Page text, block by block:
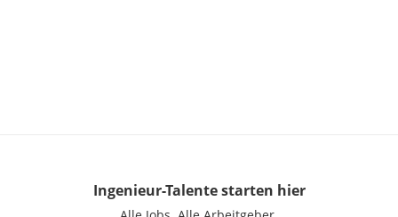
Ingenieur-Talentestarten hier